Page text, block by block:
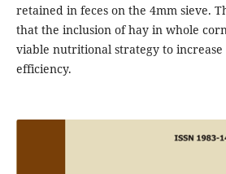
retained in feces on the 4mm sieve.
that the inclusion of hay in whole
viable nutritional strategy to
efficiency.